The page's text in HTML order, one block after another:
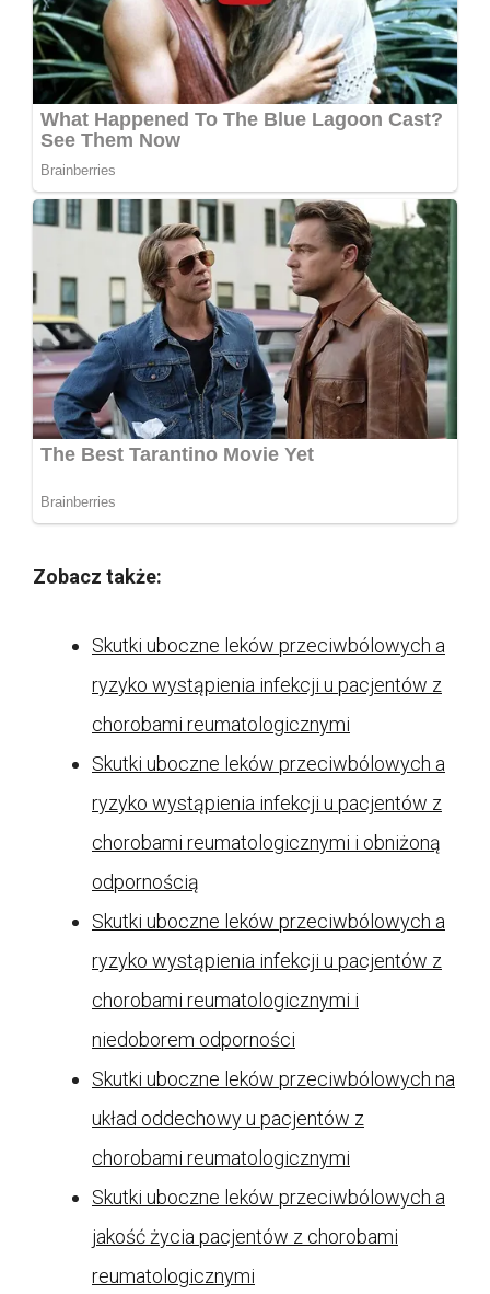
Zobacz także:
Skutki uboczne leków przeciwbólowych a
ryzyko wystąpienia infekcji u pacjentów z
chorobami reumatologicznymi
Skutki uboczne leków przeciwbólowych a
ryzyko wystąpienia infekcji u pacjentów z
chorobami reumatologicznymi i obniżoną
odpornością
Skutki uboczne leków przeciwbólowych a
ryzyko wystąpienia infekcji u pacjentów z
chorobami reumatologicznymi i
niedoborem odporności
Skutki uboczne leków przeciwbólowych na
układ oddechowy u pacjentów z
chorobami reumatologicznymi
Skutki uboczne leków przeciwbólowych a
jakość życia pacjentów z chorobami
reumatologicznymi